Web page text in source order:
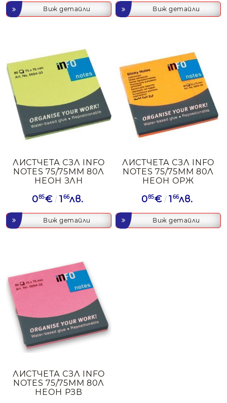
Виж детайли Виж детайли
ЛИСТЧЕТА СЗЛ INFO
NOTES 75/75ММ 80Л
НЕОН ЗЛН
085€ 1 66лв.
Виж детайли
ЛИСТЧЕТА СЗЛ INFO
NOTES 75/75ММ 80Л
НЕОН ОРЖ
085€ 1 66лв.
Виж детайли
ЛИСТЧЕТА СЗЛ INFO
NOTES 75/75ММ 80Л
НЕОН РЗВ